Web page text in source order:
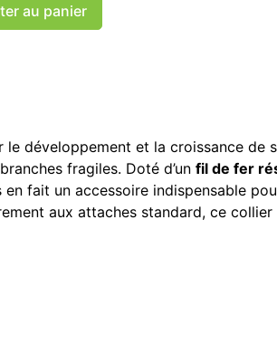
au panier
développement et la croissance de
fragiles. Doté d’un fil de fer
fait un accessoire indispensable
aux attaches standard, ce